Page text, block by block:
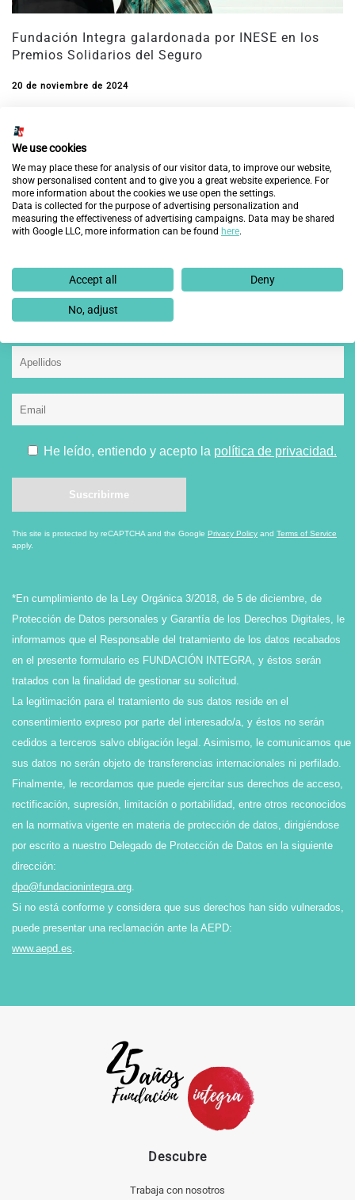
Fundación Integra galardonada por INESE en los
Premios Solidarios del Seguro
20 de noviembre de 2024
DESCUBRE MÁS
PREMIOS Y RECONOCIMIENTOS
¿Quieres enterarte de lo último?
He leído, entiendo y acepto la política de privacidad.
This site is protected by reCAPTCHA and the Google Privacy Policy and Terms of Service
apply.
*En cumplimiento de la Ley Orgánica 3/2018, de 5 de diciembre, de
Protección de Datos personales y Garantía de los Derechos Digitales, le
informamos que el Responsable del tratamiento de los datos recabados
en el presente formulario es FUNDACIÓN INTEGRA, y éstos serán
tratados con la finalidad de gestionar su solicitud.
La legitimación para el tratamiento de sus datos reside en el
consentimiento expreso por parte del interesado/a, y éstos no serán
cedidos a terceros salvo obligación legal. Asimismo, le comunicamos que
sus datos no serán objeto de transferencias internacionales ni perfilado.
Finalmente, le recordamos que puede ejercitar sus derechos de acceso,
rectificación, supresión, limitación o portabilidad, entre otros reconocidos
en la normativa vigente en materia de protección de datos, dirigiéndose
por escrito a nuestro Delegado de Protección de Datos en la siguiente
dirección:
dpo@fundacionintegra.org.
Si no está conforme y considera que sus derechos han sido vulnerados,
puede presentar una reclamación ante la AEPD:
www.aepd.es.
Descubre
Trabaja con nosotros
We use cookies
We may place these for analysis of our visitor data, to improve our website,
show personalised content and to give you a great website experience. For
more information about the cookies we use open the settings.
Data is collected for the purpose of advertising personalization and
measuring the effectiveness of advertising campaigns. Data may be shared
with Google LLC, more information can be found here.
Accept all Deny
No, adjust